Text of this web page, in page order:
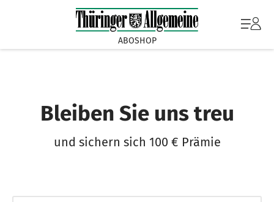
ABOSHOP
Bleiben Sie uns treu
und sichern sich 100 € Prämie